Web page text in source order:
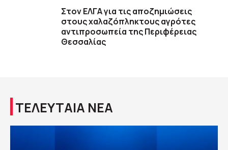
Στον ΕΛΓΑ για τις αποζημιώσεις
στους χαλαζόπληκτους αγρότες
αντιπροσωπεία της Περιφέρειας
Θεσσαλίας
ΤΕΛΕΥΤΑΙΑ ΝΕΑ